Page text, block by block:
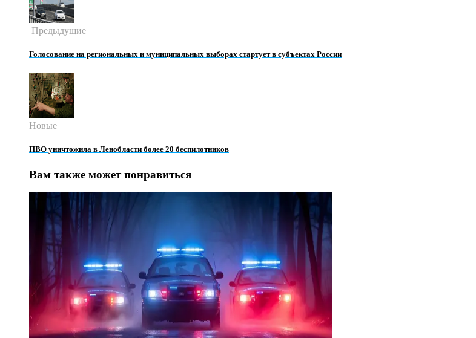
Предыдущие
Голосование на региональных и муниципальных выборах стартует в субъектах России
Новые
ПВО уничтожила в Ленобласти более 20 беспилотников
Вам также может понравиться